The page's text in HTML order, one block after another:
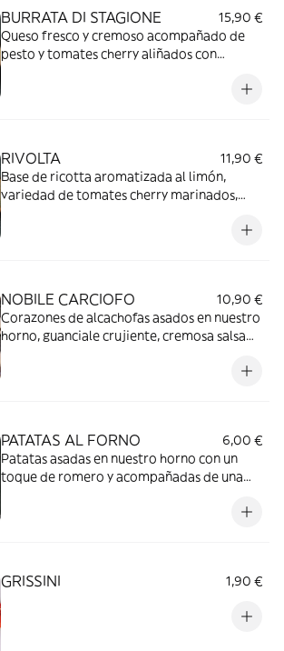
BURRATA DI STAGIONE
15,90 €
Queso fresco y cremoso acompañado de
pesto y tomates cherry aliñados con
RIVOLTA
11,90 €
Base de ricotta aromatizada al limón,
variedad de tomates cherry marinados,
de limón, pimienta y hojas de menta como
NOBILE CARCIOFO
10,90 €
Corazones de alcachofas asados en nuestro
horno, guanciale crujiente, cremosa salsa
PATATAS AL FORNO
6,00 €
Patatas asadas en nuestro horno con un
toque de romero y acompañadas de una
GRISSINI 1,90 €